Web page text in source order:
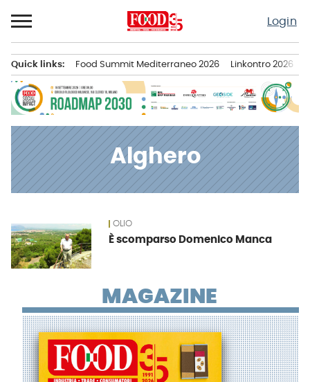
al
contenuto
Login
principale
Quick links: Food Summit Mediterraneo 2026 Linkontro 2026
Alghero
News OLIO
È scomparso Domenico Manca
MAGAZINE